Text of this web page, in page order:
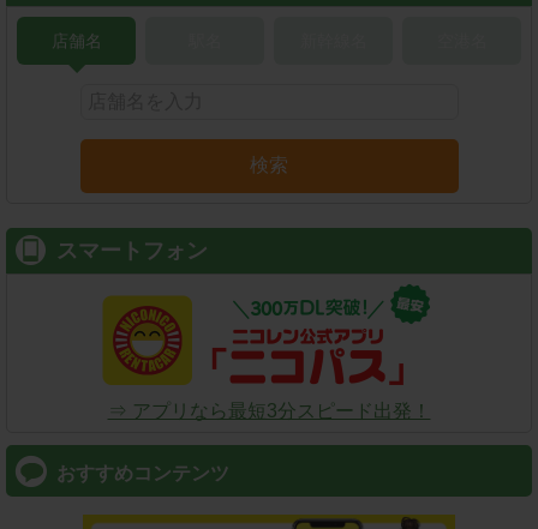
店舗名
検索
スマートフォン
⇒ アプリなら最短3分スピード出発！
おすすめコンテンツ